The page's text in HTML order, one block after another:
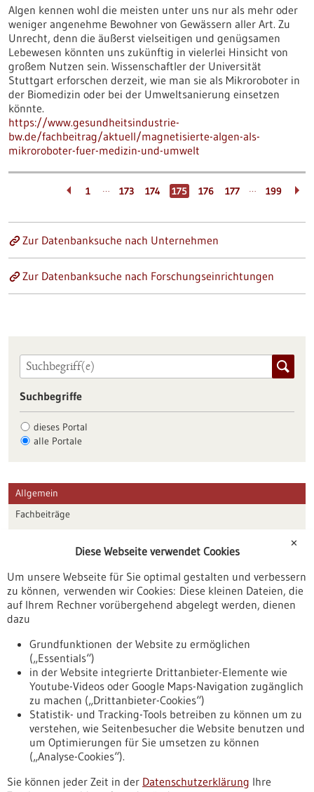
Algen kennen wohl die meisten unter uns nur als mehr oder
weniger angenehme Bewohner von Gewässern aller Art. Zu
Unrecht, denn die äußerst vielseitigen und genügsamen
Lebewesen könnten uns zukünftig in vielerlei Hinsicht von
großem Nutzen sein. Wissenschaftler der Universität
Stuttgart erforschen derzeit, wie man sie als Mikroroboter in
der Biomedizin oder bei der Umweltsanierung einsetzen
könnte.
https://www.gesundheitsindustrie-
bw.de/fachbeitrag/aktuell/magnetisierte-algen-als-
mikroroboter-fuer-medizin-und-umwelt
1 … 173 174 175 176 177 … 199
Zur Datenbanksuche nach Unternehmen
Zur Datenbanksuche nach Forschungseinrichtungen
Suchbegriffe
dieses Portal
alle Portale
Allgemein
Fachbeiträge
Veranstaltungen
Erscheinungsdatum
Nach oben
✕
Diese Webseite verwendet Cookies
Um unsere Webseite für Sie optimal gestalten und verbessern
zu können, verwenden wir Cookies: Diese kleinen Dateien, die
auf Ihrem Rechner vorübergehend abgelegt werden, dienen
dazu
Grundfunktionen der Website zu ermöglichen
(„Essentials“)
in der Website integrierte Drittanbieter-Elemente wie
Youtube-Videos oder Google Maps-Navigation zugänglich
zu machen („Drittanbieter-Cookies“)
Statistik- und Tracking-Tools betreiben zu können um zu
verstehen, wie Seitenbesucher die Website benutzen und
um Optimierungen für Sie umsetzen zu können
(„Analyse-Cookies“).
Sie können jeder Zeit in der Datenschutzerklärung Ihre